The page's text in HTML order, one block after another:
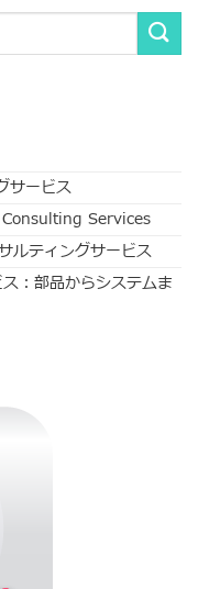
サービス
Services
ルティングサービス
：部品からシステムま